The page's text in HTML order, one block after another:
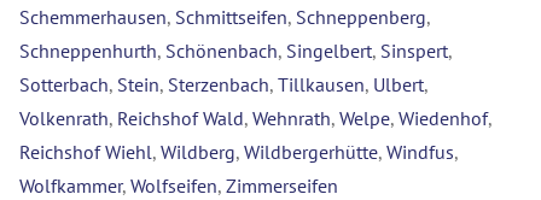
Schemmerhausen, Schmittseifen, Schneppenberg,
Schneppenhurth, Schönenbach, Singelbert, Sinspert,
Sotterbach, Stein, Sterzenbach, Tillkausen, Ulbert,
Volkenrath, Reichshof Wald, Wehnrath, Welpe, Wiedenhof,
Reichshof Wiehl, Wildberg, Wildbergerhütte, Windfus,
Wolfkammer, Wolfseifen, Zimmerseifen